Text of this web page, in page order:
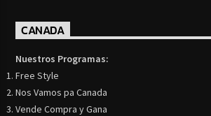
CANADA
Nuestros Programas:
Free Style
Nos Vamos pa Canada
Vende Compra y Gana